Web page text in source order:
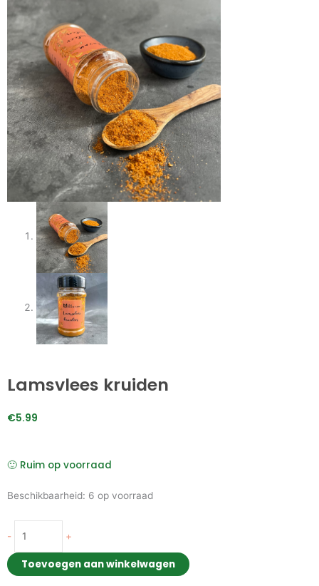
Lamsvlees kruiden
€5.99
🙂 Ruim op voorraad
Beschikbaarheid: 6 op voorraad
-
Lamsvlees
+
Toevoegen aan winkelwagen